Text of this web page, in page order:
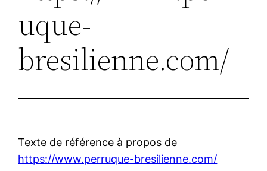
uque-
bresilienne.com/
Texte de référence à propos de
https://www.perruque-bresilienne.com/